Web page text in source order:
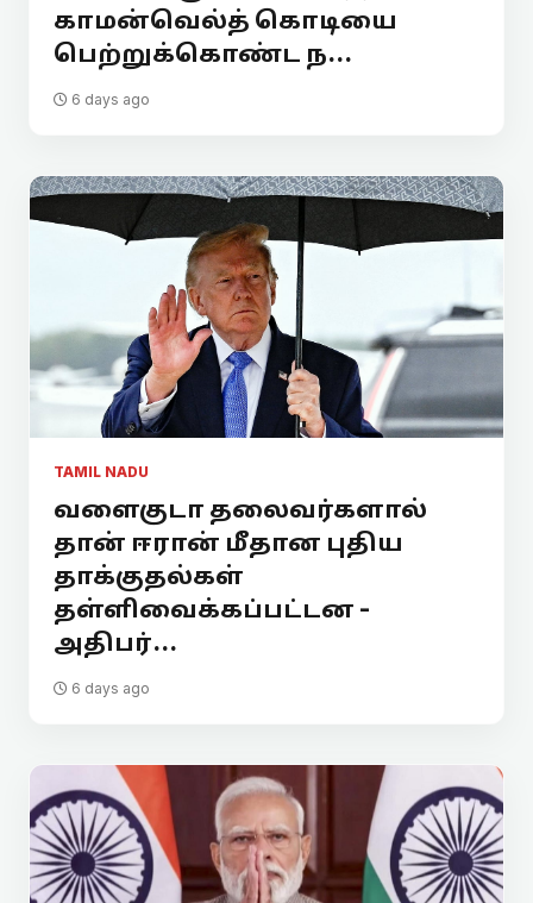
காமன்வெல்த் கொடியை
பெற்றுக்கொண்ட ந...
6 days ago
TAMIL NADU
வளைகுடா தலைவர்களால்
தான் ஈரான் மீதான புதிய
தாக்குதல்கள்
தள்ளிவைக்கப்பட்டன -
அதிபர்...
6 days ago